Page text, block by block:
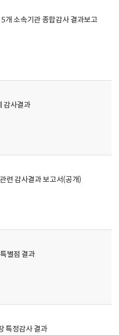
개 소속기관 종합감사 결과보고
감사결과
감사결과 보고서(공개)
별점 결과
특정감사 결과